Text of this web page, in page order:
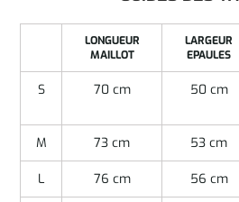
LONGUEUR
MAILLOT
LARGEUR
EPAULES
S 70 cm 50 cm
M 73 cm 53 cm
L 76 cm 56 cm